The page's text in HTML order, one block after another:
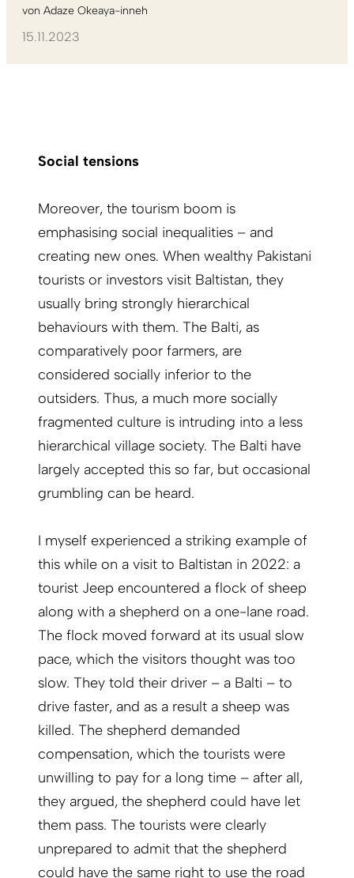
von Adaze Okeaya-inneh
15.11.2023
Social tensions
Moreover, the tourism boom is
emphasising social inequalities – and
creating new ones. When wealthy Pakistani
tourists or investors visit Baltistan, they
usually bring strongly hierarchical
behaviours with them. The Balti, as
comparatively poor farmers, are
considered socially inferior to the
outsiders. Thus, a much more socially
fragmented culture is intruding into a less
hierarchical village society. The Balti have
largely accepted this so far, but occasional
grumbling can be heard.
I myself experienced a striking example of
this while on a visit to Baltistan in 2022: a
tourist Jeep encountered a flock of sheep
along with a shepherd on a one-lane road.
The flock moved forward at its usual slow
pace, which the visitors thought was too
slow. They told their driver – a Balti – to
drive faster, and as a result a sheep was
killed. The shepherd demanded
compensation, which the tourists were
unwilling to pay for a long time – after all,
they argued, the shepherd could have let
them pass. The tourists were clearly
unprepared to admit that the shepherd
could have the same right to use the road